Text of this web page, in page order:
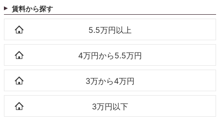
賃料から探す
5.5万円以上
4万円から5.5万円
3万から4万円
3万円以下